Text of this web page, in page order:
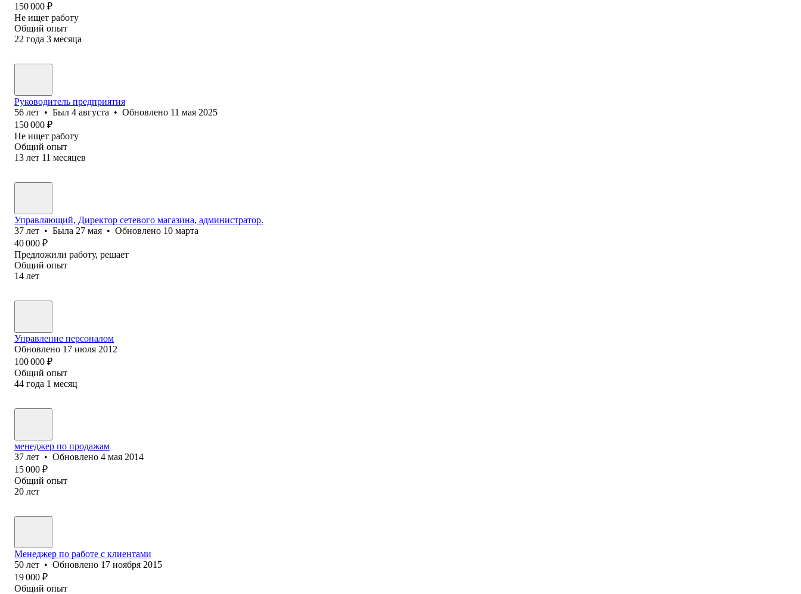
150 000 ₽
Не ищет работу
Общий опыт
22 года 3 месяца
Руководитель предприятия
56 лет • Был 4 августа • Обновлено 11 мая 2025
150 000 ₽
Не ищет работу
Общий опыт
13 лет 11 месяцев
Управляющий, Директор сетевого магазина, администратор.
37 лет • Была 27 мая • Обновлено 10 марта
40 000 ₽
Предложили работу, решает
Общий опыт
14 лет
Управление персоналом
Обновлено 17 июля 2012
100 000 ₽
Общий опыт
44 года 1 месяц
менеджер по продажам
37 лет • Обновлено 4 мая 2014
15 000 ₽
Общий опыт
20 лет
Менеджер по работе с клиентами
50 лет • Обновлено 17 ноября 2015
19 000 ₽
Общий опыт